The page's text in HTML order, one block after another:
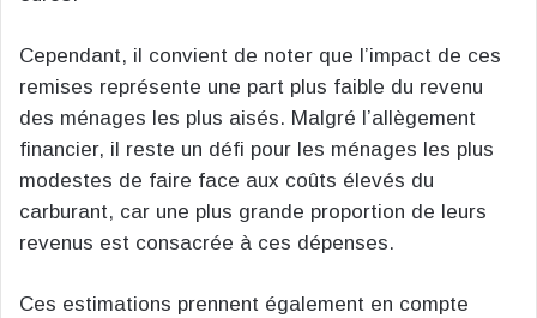
Cependant, il convient de noter que l’impact de ces
remises représente une part plus faible du revenu
des ménages les plus aisés. Malgré l’allègement
financier, il reste un défi pour les ménages les plus
modestes de faire face aux coûts élevés du
carburant, car une plus grande proportion de leurs
revenus est consacrée à ces dépenses.
Ces estimations prennent également en compte